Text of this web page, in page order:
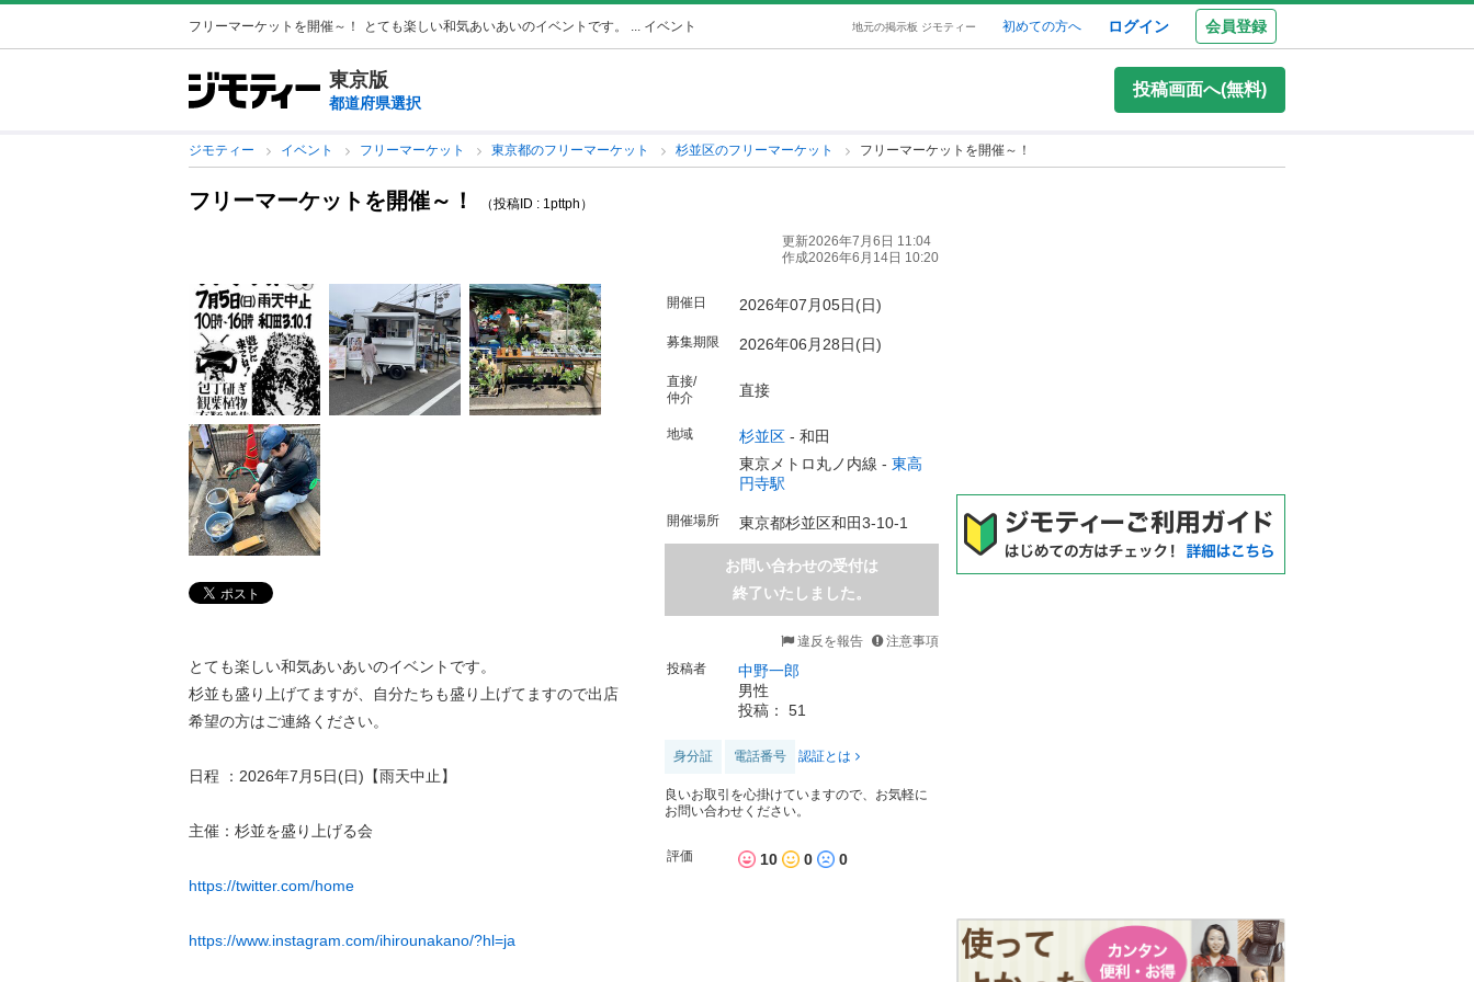
フリーマーケットを開催～！ とても楽しい和気あいあいのイベントです。 ... イベント 地元の掲示板 ジモティー 初めての方へ ログイン 会員登録
東京版
都道府県選択
投稿画面へ(無料)
ジモティー イベント フリーマーケット 東京都のフリーマーケット 杉並区のフリーマーケット フリーマーケットを開催～！
フリーマーケットを開催～！ （投稿ID : 1pttph）
更新2026年7月6日 11:04
作成2026年6月14日 10:20
とても楽しい和気あいあいのイベントです。
杉並も盛り上げてますが、自分たちも盛り上げてますので出店
希望の方はご連絡ください。
日程 ：2026年7月5日(日)【雨天中止】
主催：杉並を盛り上げる会
https://twitter.com/home
https://www.instagram.com/ihirounakano/?hl=ja
開催日 2026年07月05日(日)
募集期限 2026年06月28日(日)
直接/
仲介
直接
地域 杉並区 - 和田
東京メトロ丸ノ内線 - 東高
円寺駅
開催場所 東京都杉並区和田3-10-1
お問い合わせの受付は
終了いたしました。
違反を報告
注意事項
投稿者
中野一郎
男性
投稿： 51
身分証 電話番号 認証とは
良いお取引を心掛けていますので、お気軽に
お問い合わせください。
評価 10 0 0